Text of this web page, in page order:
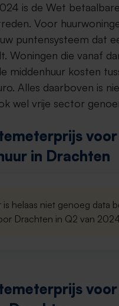
is de Wet
Voor
puntensysteem dat
Woningen die vanaf
middenhuur kosten
Alles daarboven is
wel vrije sector
voor
in Drachten
is helaas niet genoeg data
Drachten in Q2 van 2024